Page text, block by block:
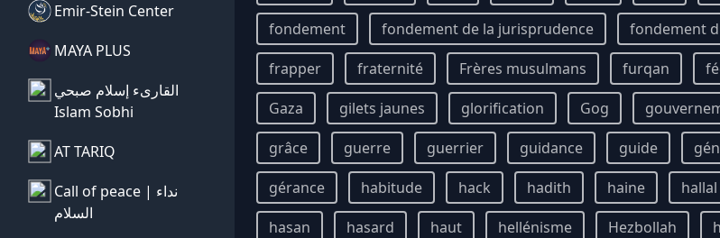
Emir-Stein Center
MAYA PLUS
القارىء إسلام صبحي
Islam Sobhi
AT TARIQ
Call of peace | نداء
السلام
fondement
fondement de la jurisprudence fondement
frapper
fraternité Frères musulmans furqan
Gaza
gilets jaunes glorification Gog
grâce
guerre guerrier guidance guide
gérance
habitude hack hadith haine hallal
hasan
hasard haut hellénisme Hezbollah